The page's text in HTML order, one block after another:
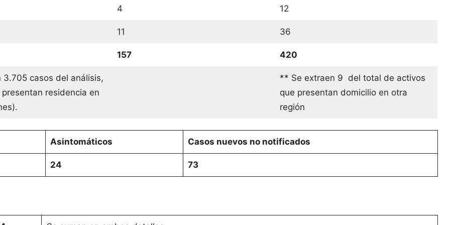
4 12
11 36
157 420
3.705 casos del análisis,
residencia en
** Se extraen 9 del total de activos
que presentan domicilio en otra
región
Asintomáticos Casos nuevos no notificados
24 73